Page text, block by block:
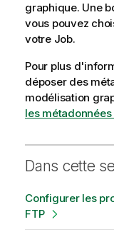
graphique. Une
vous pouvez
votre Job.
Pour plus
déposer des
modélisation
les
Dans cette
Configurer les
FTP